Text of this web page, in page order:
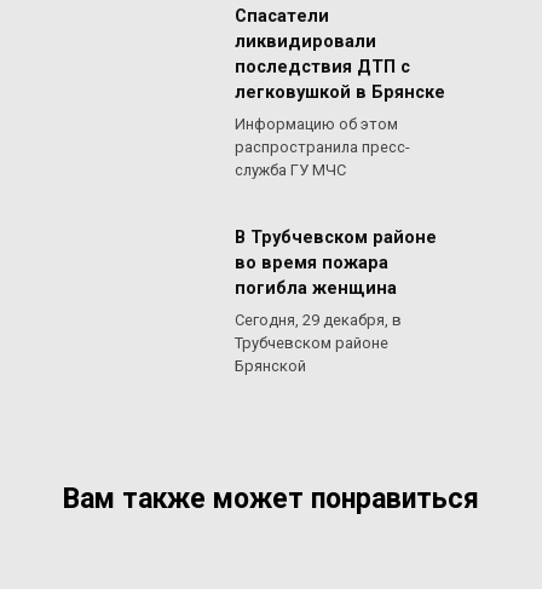
Спасатели
ликвидировали
последствия ДТП с
легковушкой в Брянске
Информацию об этом
распространила пресс-
служба ГУ МЧС
В Трубчевском районе
во время пожара
погибла женщина
Сегодня, 29 декабря, в
Трубчевском районе
Брянской
Вам также может понравиться